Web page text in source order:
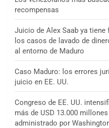
recompensas
Juicio de Alex Saab ya tiene
los casos de lavado de
al entorno de Maduro
Caso Maduro: los errores
juicio en EE. UU.
Congreso de EE. UU.
más de USD 13.000
administrado por